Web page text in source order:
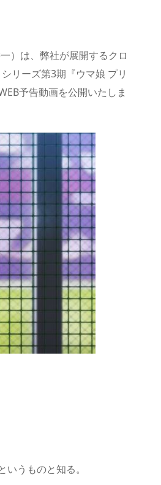
）は、弊社が展開するクロ
リーズ第3期『ウマ娘 プリ
予告動画を公開いたしま
うものと知る。